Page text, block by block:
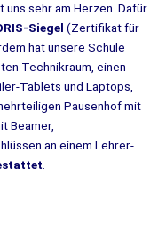
sehr am Herzen. Dafür
Siegel (Zertifikat für
hat unsere Schule
Technikraum, einen
Tablets und Laptops,
Pausenhof mit
Beamer,
an einem Lehrer-